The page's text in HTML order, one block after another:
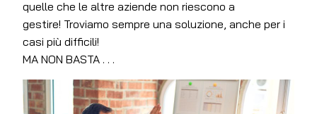
quelle che le altre aziende non riescono a
gestire! Troviamo sempre una soluzione, anche per i
casi più difficili!
MA NON BASTA . . .